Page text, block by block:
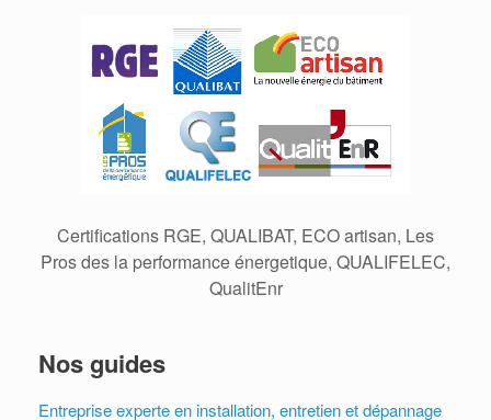
Certifications RGE, QUALIBAT, ECO artisan, Les
Pros des la performance énergetique, QUALIFELEC,
QualitEnr
Nos guides
Entreprise experte en installation, entretien et dépannage